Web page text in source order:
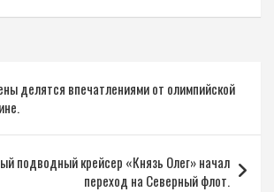
делятся впечатлениями от олимпийской
подводный крейсер «Князь Олег» начал
переход на Северный флот.